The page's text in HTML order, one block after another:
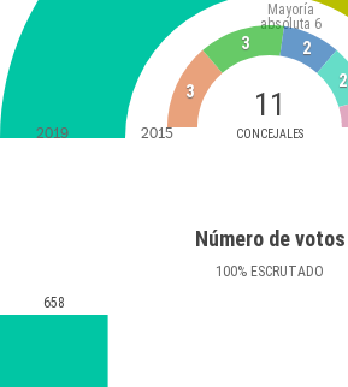
11
CONCEJALES
Mayoría
absoluta 6
3
3
2
2
2019 2015
Número de votos
100% ESCRUTADO
658